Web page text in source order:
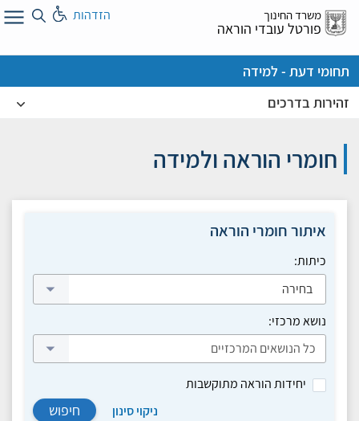
דלג
אל
משרד החינוך
פורטל עובדי הוראה
הזדהות
תחומי דעת - למידה
זהירות בדרכים
חומרי הוראה ולמידה
איתור חומרי הוראה
כיתות:
בחירה
נושא מרכזי:
יחידות הוראה מתוקשבות
ניקוי סינון
חיפוש